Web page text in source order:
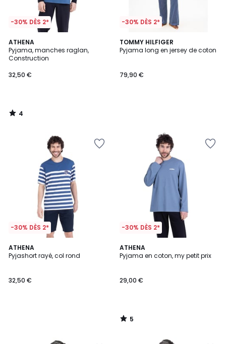
-30% DÈS 2*
ATHENA
Pyjama, manches raglan,
Construction
32,50 €
4
/
5
4
/
-30% DÈS 2*
TOMMY HILFIGER
Pyjama long en jersey de coton
79,90 €
-30% DÈS 2*
ATHENA
Pyjashort rayé, col rond
32,50 €
-30% DÈS 2*
ATHENA
Pyjama en coton, my petit prix
29,00 €
5
/
5
/